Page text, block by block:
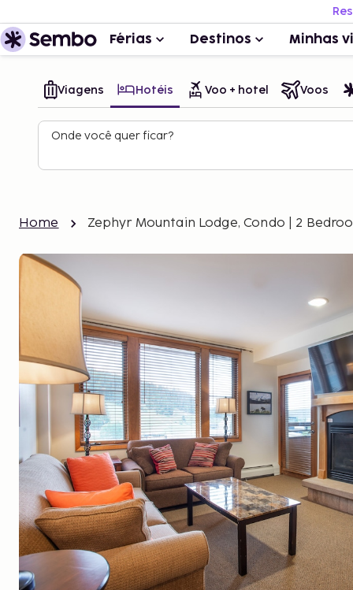
Férias Destinos Minhas
Viagens Hotéis Voo + hotel Voos
Onde você quer ficar?
Home Zephyr Mountain Lodge, Condo | 2